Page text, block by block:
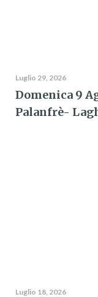
Luglio 29, 2026
Domenica 9
Palanfrè-
Luglio 18, 2026